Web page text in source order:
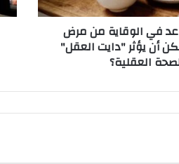
في الوقاية من مرض
أن يؤثر "دايت العقل"
العقلية؟
ل
ة